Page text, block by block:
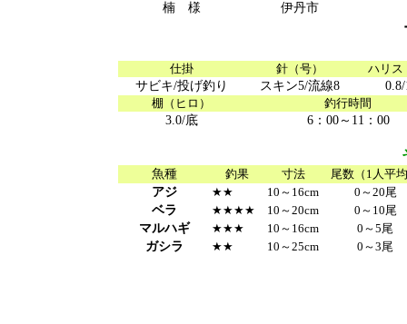
楠 様
伊丹市
仕掛 針（号）
ハリス
サビキ/投げ釣り
スキン5/流線8
0.8/
棚（ヒロ）
釣行時間
3.0/底
6：00～11：00
魚種 釣果 寸法
尾数（1人平
アジ
★★ 10～16cm
0～20尾
ベラ
★★★★ 10～20cm
0～10尾
マルハギ
★★★ 10～16cm
0～5尾
ガシラ
★★ 10～25cm 0～3尾